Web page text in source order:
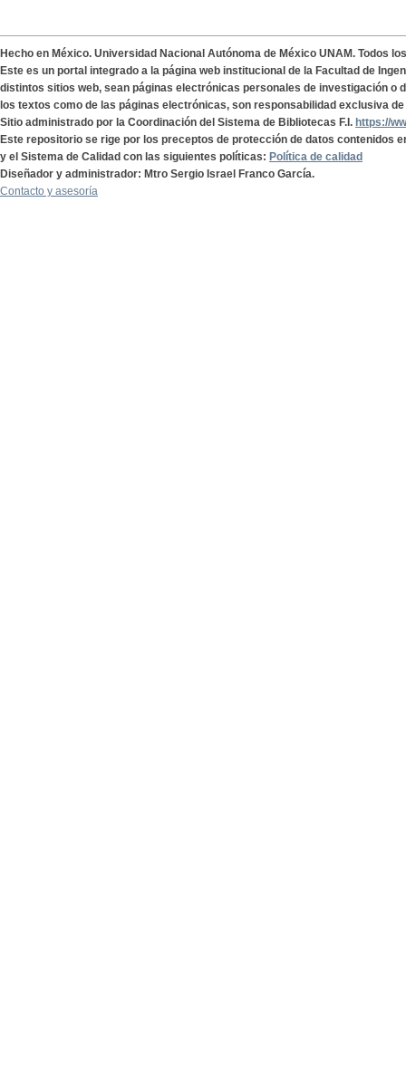
Hecho en México. Universidad Nacional Autónoma de México UNAM. Todos
Este es un portal integrado a la página web institucional de la Facultad de
distintos sitios web, sean páginas electrónicas personales de investigación o
los textos como de las páginas electrónicas, son responsabilidad exclusiva
Sitio administrado por la Coordinación del Sistema de Bibliotecas F.I. https://
Este repositorio se rige por los preceptos de protección de datos contenidos
y el Sistema de Calidad con las siguientes políticas: Política de calidad
Diseñador y administrador: Mtro Sergio Israel Franco García.
Contacto y asesoría